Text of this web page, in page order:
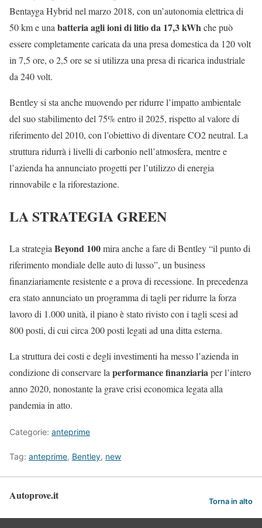
Bentayga Hybrid nel marzo 2018, con un’autonomia elettrica di
50 km e unabatteria agli ioni di litio da 17,3 kWhche può
essere completamente caricata da una presa domestica da 120 volt
in 7,5 ore, o 2,5 ore se si utilizza una presa di ricarica industriale
da 240 volt.
Bentley si sta anche muovendo per ridurre l’impatto ambientale
del suo stabilimento del 75% entro il 2025, rispetto al valore di
riferimento del 2010, con l’obiettivo di diventare CO2 neutral. La
struttura ridurrà i livelli di carbonio nell’atmosfera, mentre e
l’azienda ha annunciato progetti per l’utilizzo di energia
rinnovabile e la riforestazione.
LA STRATEGIA GREEN
La strategia Beyond 100mira anche a fare di Bentley “il punto di
riferimento mondiale delle auto di lusso”, un business
finanziariamente resistente e a prova di recessione. In precedenza
era stato annunciato un programma di tagli per ridurre la forza
lavoro di 1.000 unità, il piano è stato rivisto con i tagli scesi ad
800 posti, di cui circa 200 posti legati ad una ditta esterna.
La struttura dei costi e degli investimenti ha messo l’azienda in
condizione di conservare la performance finanziariaper l’intero
anno 2020, nonostante la grave crisi economica legata alla
pandemia in atto.
Categorie: anteprime
Tag: anteprime, Bentley, new
Autoprove.it Torna in alto